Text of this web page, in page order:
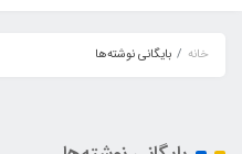
خانه بایگانی نوشته‌ها